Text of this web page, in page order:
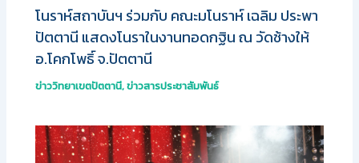
โนราห์สถาบันฯ ร่วมกับ คณะมโนราห์ เฉลิม ประพา
ปัตตานี แสดงโนราในงานทอดกฐิน ณ วัดช้างให้
อ.โคกโพธิ์ จ.ปัตตานี
ข่าววิทยาเขตปัตตานี,ข่าวสารประชาสัมพันธ์